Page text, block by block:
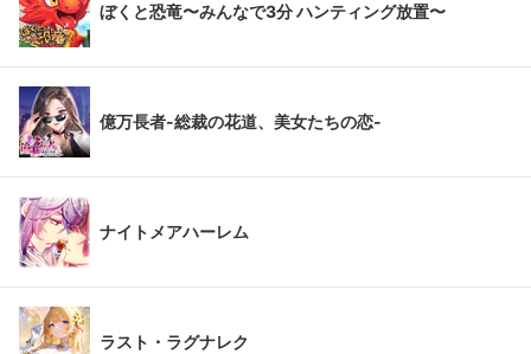
ぼくと恐竜〜みんなで3分 ハンティング放置〜
億万長者-総裁の花道、美女たちの恋-
ナイトメアハーレム
ラスト・ラグナレク